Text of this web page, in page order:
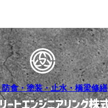
防食・塗装・止水・橋梁修繕